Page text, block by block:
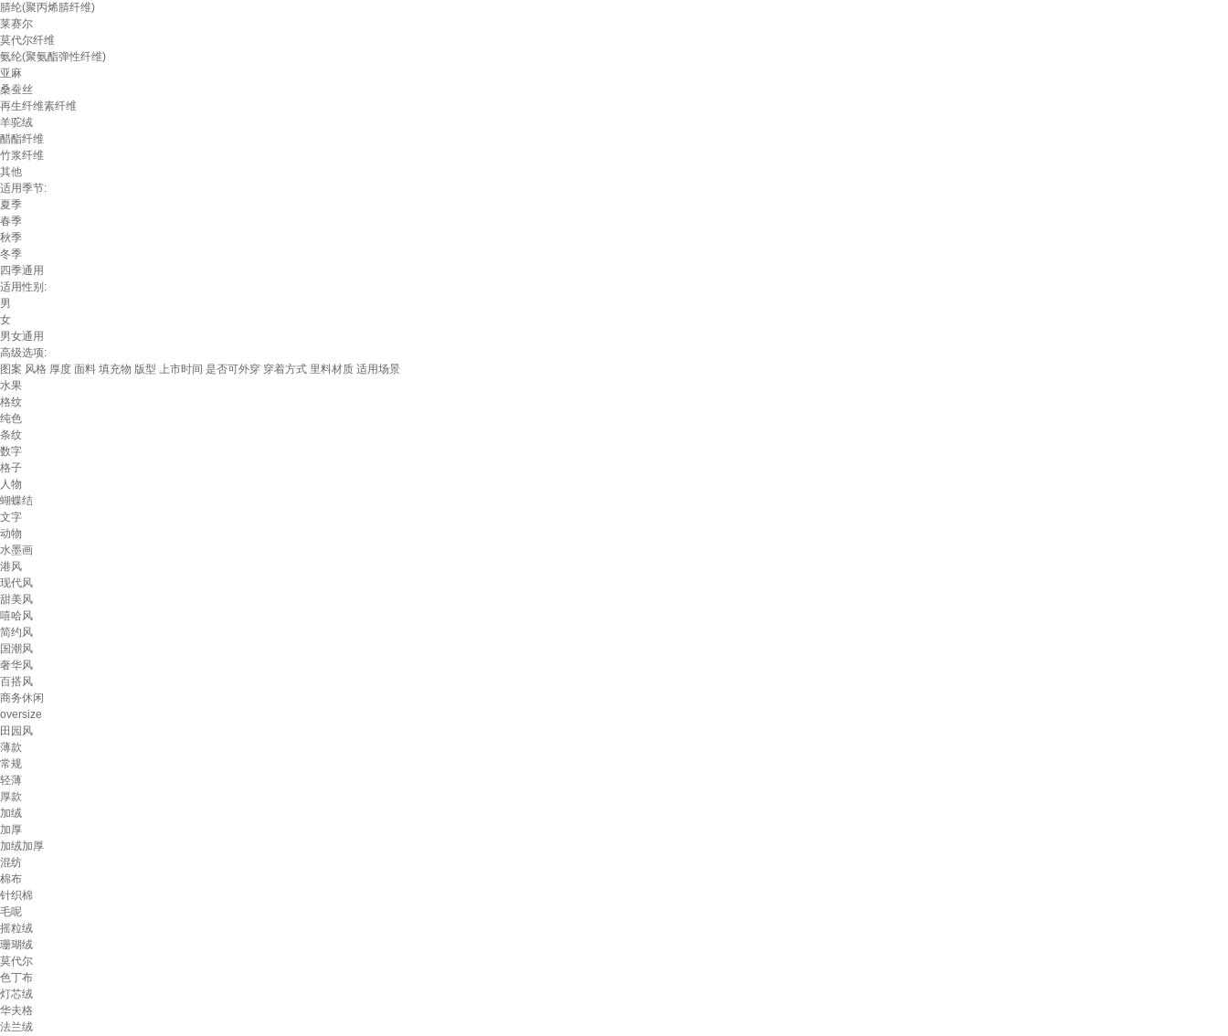
腈纶(聚丙烯腈纤维)
莱赛尔
莫代尔纤维
氨纶(聚氨酯弹性纤维)
亚麻
桑蚕丝
再生纤维素纤维
羊驼绒
醋酯纤维
竹浆纤维
其他
适用季节:
夏季
春季
秋季
冬季
四季通用
适用性别:
男
女
男女通用
高级选项:
图案 风格 厚度 面料 填充物 版型 上市时间 是否可外穿 穿着方式 里料材质 适用场景
水果
格纹
纯色
条纹
数字
格子
人物
蝴蝶结
文字
动物
水墨画
港风
现代风
甜美风
嘻哈风
简约风
国潮风
奢华风
百搭风
商务休闲
oversize
田园风
薄款
常规
轻薄
厚款
加绒
加厚
加绒加厚
混纺
棉布
针织棉
毛呢
摇粒绒
珊瑚绒
莫代尔
色丁布
灯芯绒
华夫格
法兰绒